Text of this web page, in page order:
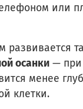
или
развивается
осанки —
менее
клетки.